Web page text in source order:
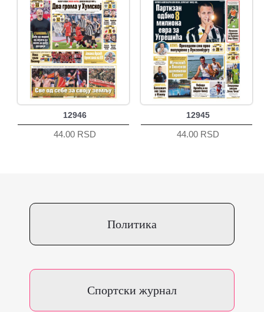
12946
44.00 RSD
12945
44.00 RSD
Политика
Спортски журнал